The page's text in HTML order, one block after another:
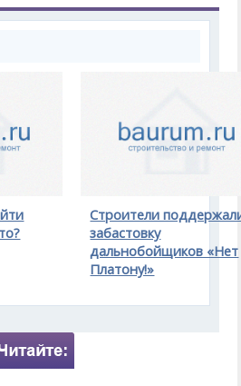
Строители
забастовку
дальнобойщиков «Нет
Платону!»